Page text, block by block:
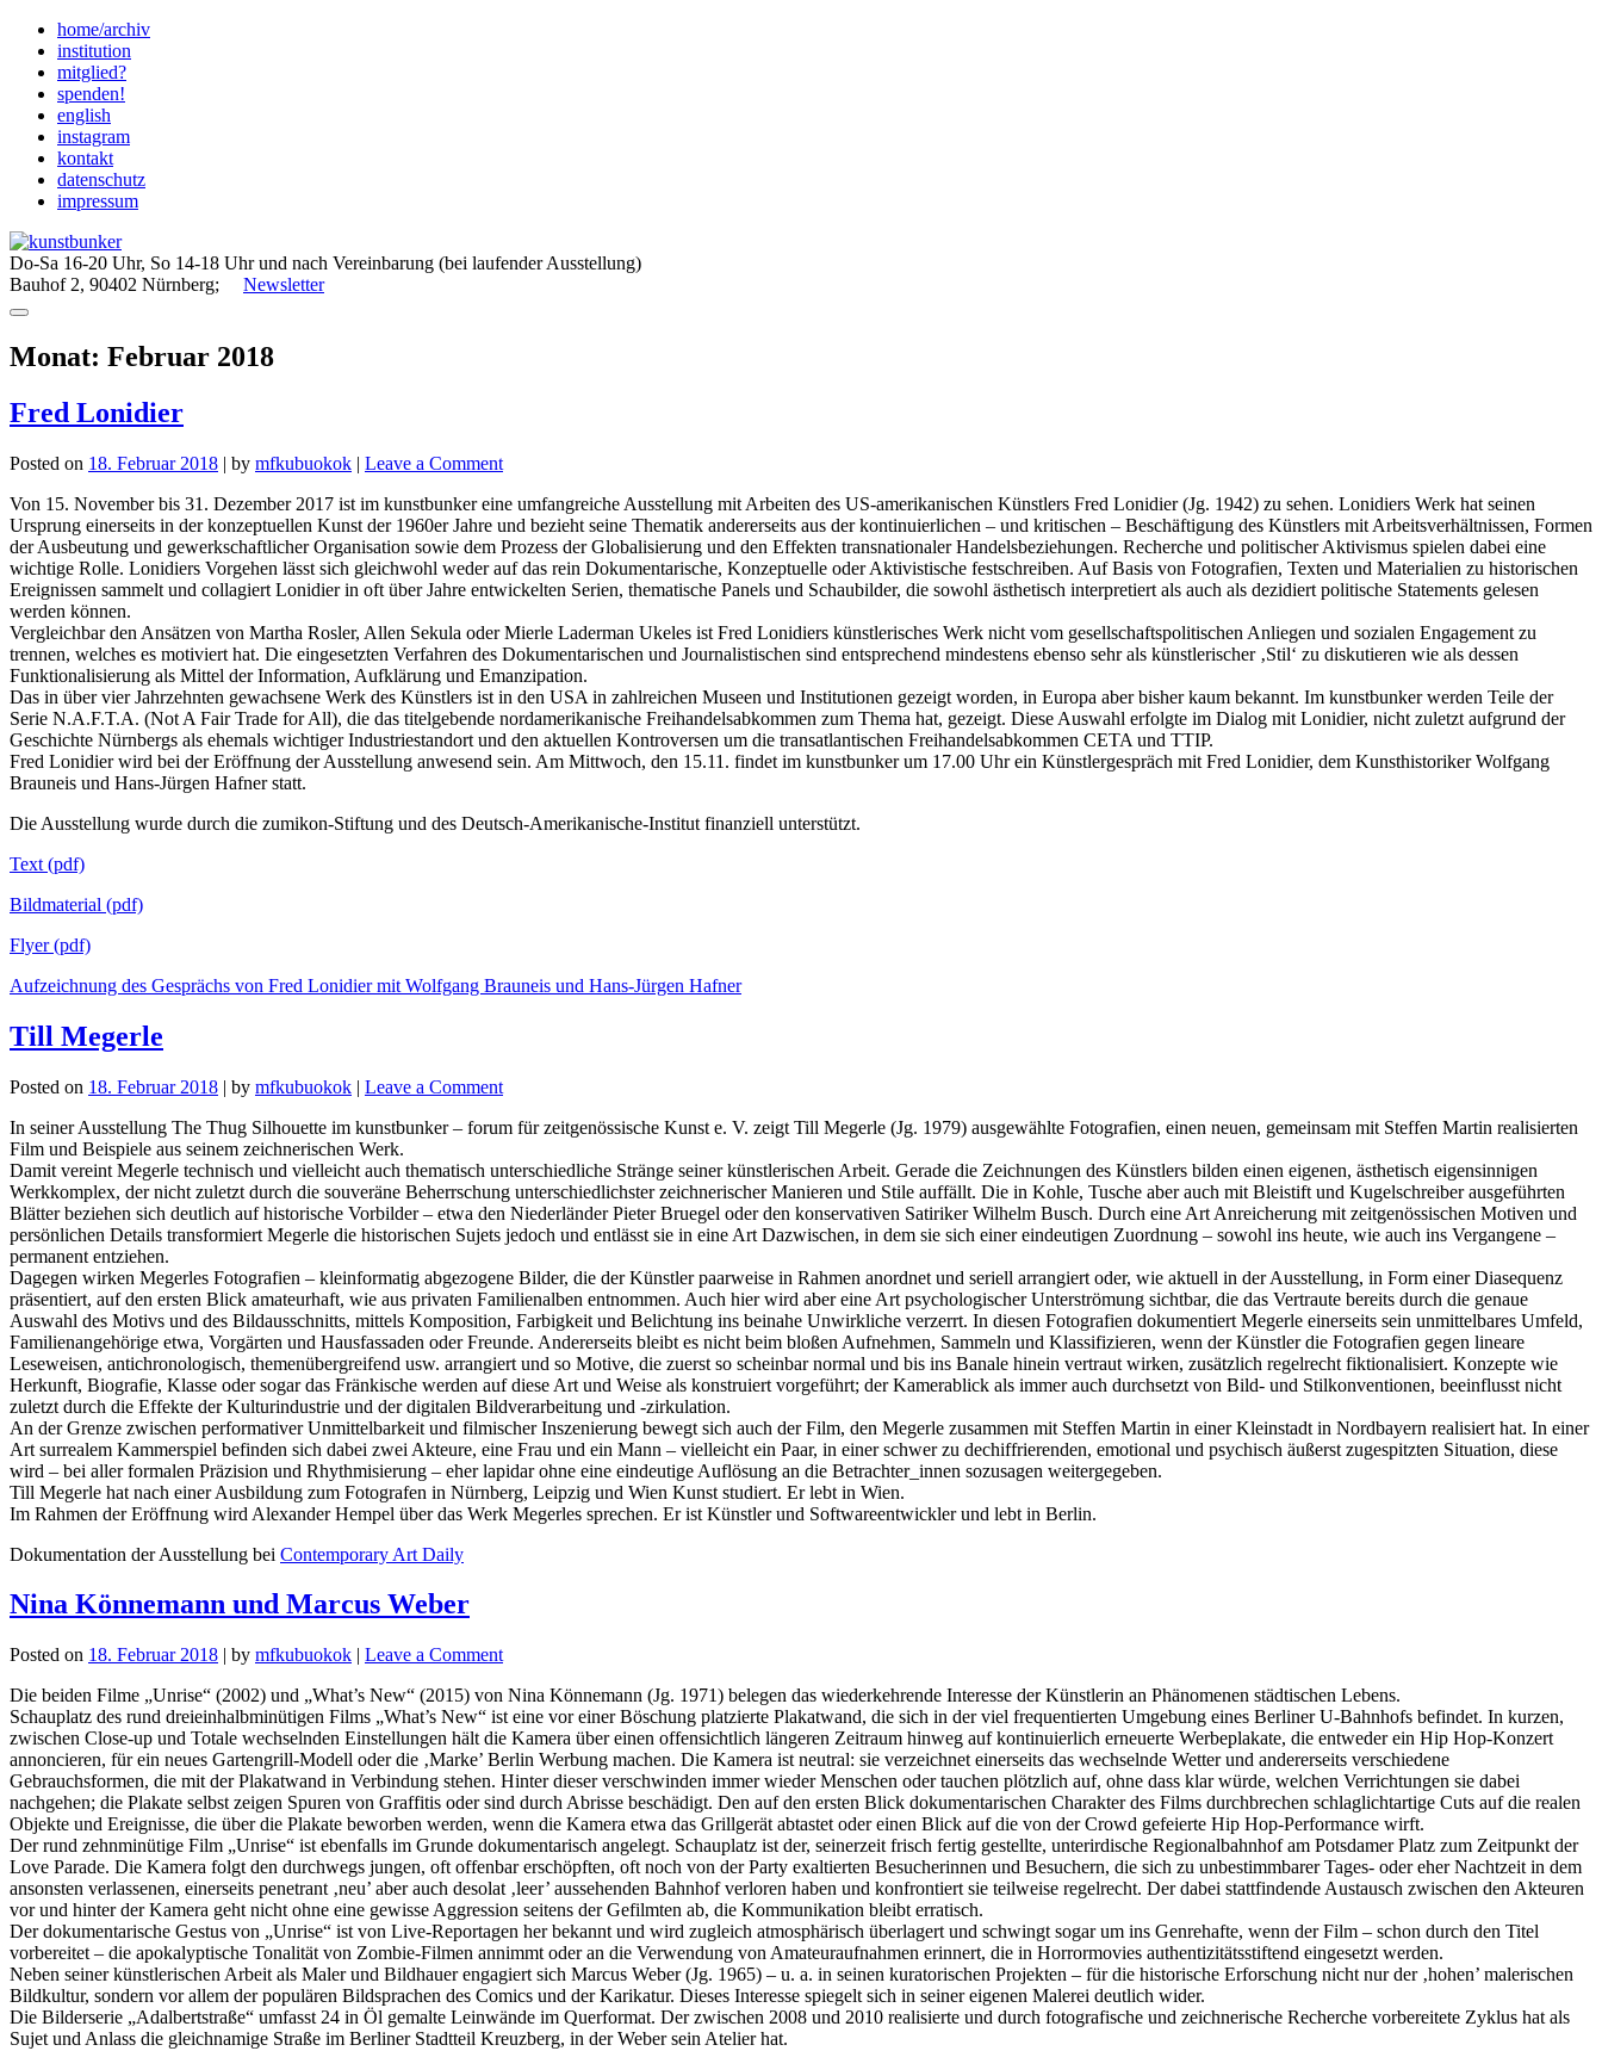
Skip
content
home/archiv
institution
mitglied?
spenden!
english
instagram
kontakt
datenschutz
impressum
Do-Sa 16-20 Uhr, So 14-18 Uhr und nach Vereinbarung (bei laufender Ausstellung)
Bauhof 2, 90402 Nürnberg; Newsletter
Monat: Februar 2018
Fred Lonidier
Posted on 18. Februar 2018 | by mfkubuokok | Leave a Commenton
Lonidier
Von 15. November bis 31. Dezember 2017 ist im kunstbunker eine umfangreiche Ausstellung mit Arbeiten des US-amerikanischen Künstlers Fred Lonidier (Jg. 1942) zu sehen. Lonidiers Werk hat seinen
Ursprung einerseits in der konzeptuellen Kunst der 1960er Jahre und bezieht seine Thematik andererseits aus der kontinuierlichen – und kritischen – Beschäftigung des Künstlers mit Arbeitsverhältnissen, Formen
der Ausbeutung und gewerkschaftlicher Organisation sowie dem Prozess der Globalisierung und den Effekten transnationaler Handelsbeziehungen. Recherche und politischer Aktivismus spielen dabei eine
wichtige Rolle. Lonidiers Vorgehen lässt sich gleichwohl weder auf das rein Dokumentarische, Konzeptuelle oder Aktivistische festschreiben. Auf Basis von Fotografien, Texten und Materialien zu historischen
Ereignissen sammelt und collagiert Lonidier in oft über Jahre entwickelten Serien, thematische Panels und Schaubilder, die sowohl ästhetisch interpretiert als auch als dezidiert politische Statements gelesen
werden können.
Vergleichbar den Ansätzen von Martha Rosler, Allen Sekula oder Mierle Laderman Ukeles ist Fred Lonidiers künstlerisches Werk nicht vom gesellschaftspolitischen Anliegen und sozialen Engagement zu
trennen, welches es motiviert hat. Die eingesetzten Verfahren des Dokumentarischen und Journalistischen sind entsprechend mindestens ebenso sehr als künstlerischer ‚Stil‘ zu diskutieren wie als dessen
Funktionalisierung als Mittel der Information, Aufklärung und Emanzipation.
Das in über vier Jahrzehnten gewachsene Werk des Künstlers ist in den USA in zahlreichen Museen und Institutionen gezeigt worden, in Europa aber bisher kaum bekannt. Im kunstbunker werden Teile der
Serie N.A.F.T.A. (Not A Fair Trade for All), die das titelgebende nordamerikanische Freihandelsabkommen zum Thema hat, gezeigt. Diese Auswahl erfolgte im Dialog mit Lonidier, nicht zuletzt aufgrund der
Geschichte Nürnbergs als ehemals wichtiger Industriestandort und den aktuellen Kontroversen um die transatlantischen Freihandelsabkommen CETA und TTIP.
Fred Lonidier wird bei der Eröffnung der Ausstellung anwesend sein. Am Mittwoch, den 15.11. findet im kunstbunker um 17.00 Uhr ein Künstlergespräch mit Fred Lonidier, dem Kunsthistoriker Wolfgang
Brauneis und Hans-Jürgen Hafner statt.
Die Ausstellung wurde durch die zumikon-Stiftung und des Deutsch-Amerikanische-Institut finanziell unterstützt.
Text (pdf)
Bildmaterial (pdf)
Flyer (pdf)
Aufzeichnung des Gesprächs von Fred Lonidier mit Wolfgang Brauneis und Hans-Jürgen Hafner
Till Megerle
Posted on 18. Februar 2018 | by mfkubuokok | Leave a Commenton
Megerle
In seiner Ausstellung The Thug Silhouette im kunstbunker – forum für zeitgenössische Kunst e. V. zeigt Till Megerle (Jg. 1979) ausgewählte Fotografien, einen neuen, gemeinsam mit Steffen Martin realisierten
Film und Beispiele aus seinem zeichnerischen Werk.
Damit vereint Megerle technisch und vielleicht auch thematisch unterschiedliche Stränge seiner künstlerischen Arbeit. Gerade die Zeichnungen des Künstlers bilden einen eigenen, ästhetisch eigensinnigen
Werkkomplex, der nicht zuletzt durch die souveräne Beherrschung unterschiedlichster zeichnerischer Manieren und Stile auffällt. Die in Kohle, Tusche aber auch mit Bleistift und Kugelschreiber ausgeführten
Blätter beziehen sich deutlich auf historische Vorbilder – etwa den Niederländer Pieter Bruegel oder den konservativen Satiriker Wilhelm Busch. Durch eine Art Anreicherung mit zeitgenössischen Motiven und
persönlichen Details transformiert Megerle die historischen Sujets jedoch und entlässt sie in eine Art Dazwischen, in dem sie sich einer eindeutigen Zuordnung – sowohl ins heute, wie auch ins Vergangene –
permanent entziehen.
Dagegen wirken Megerles Fotografien – kleinformatig abgezogene Bilder, die der Künstler paarweise in Rahmen anordnet und seriell arrangiert oder, wie aktuell in der Ausstellung, in Form einer Diasequenz
präsentiert, auf den ersten Blick amateurhaft, wie aus privaten Familienalben entnommen. Auch hier wird aber eine Art psychologischer Unterströmung sichtbar, die das Vertraute bereits durch die genaue
Auswahl des Motivs und des Bildausschnitts, mittels Komposition, Farbigkeit und Belichtung ins beinahe Unwirkliche verzerrt. In diesen Fotografien dokumentiert Megerle einerseits sein unmittelbares Umfeld,
Familienangehörige etwa, Vorgärten und Hausfassaden oder Freunde. Andererseits bleibt es nicht beim bloßen Aufnehmen, Sammeln und Klassifizieren, wenn der Künstler die Fotografien gegen lineare
Leseweisen, antichronologisch, themenübergreifend usw. arrangiert und so Motive, die zuerst so scheinbar normal und bis ins Banale hinein vertraut wirken, zusätzlich regelrecht fiktionalisiert. Konzepte wie
Herkunft, Biografie, Klasse oder sogar das Fränkische werden auf diese Art und Weise als konstruiert vorgeführt; der Kamerablick als immer auch durchsetzt von Bild- und Stilkonventionen, beeinflusst nicht
zuletzt durch die Effekte der Kulturindustrie und der digitalen Bildverarbeitung und -zirkulation.
An der Grenze zwischen performativer Unmittelbarkeit und filmischer Inszenierung bewegt sich auch der Film, den Megerle zusammen mit Steffen Martin in einer Kleinstadt in Nordbayern realisiert hat. In einer
Art surrealem Kammerspiel befinden sich dabei zwei Akteure, eine Frau und ein Mann – vielleicht ein Paar, in einer schwer zu dechiffrierenden, emotional und psychisch äußerst zugespitzten Situation, diese
wird – bei aller formalen Präzision und Rhythmisierung – eher lapidar ohne eine eindeutige Auflösung an die Betrachter_innen sozusagen weitergegeben.
Till Megerle hat nach einer Ausbildung zum Fotografen in Nürnberg, Leipzig und Wien Kunst studiert. Er lebt in Wien.
Im Rahmen der Eröffnung wird Alexander Hempel über das Werk Megerles sprechen. Er ist Künstler und Softwareentwickler und lebt in Berlin.
Dokumentation der Ausstellung bei Contemporary Art Daily
Nina Könnemann und Marcus Weber
Posted on 18. Februar 2018 | by mfkubuokok | Leave a Commenton
Könnemann
und
Marcus
Weber
Die beiden Filme „Unrise“ (2002) und „What’s New“ (2015) von Nina Könnemann (Jg. 1971) belegen das wiederkehrende Interesse der Künstlerin an Phänomenen städtischen Lebens.
Schauplatz des rund dreieinhalbminütigen Films „What’s New“ ist eine vor einer Böschung platzierte Plakatwand, die sich in der viel frequentierten Umgebung eines Berliner U-Bahnhofs befindet. In kurzen,
zwischen Close-up und Totale wechselnden Einstellungen hält die Kamera über einen offensichtlich längeren Zeitraum hinweg auf kontinuierlich erneuerte Werbeplakate, die entweder ein Hip Hop-Konzert
annoncieren, für ein neues Gartengrill-Modell oder die ‚Marke’ Berlin Werbung machen. Die Kamera ist neutral: sie verzeichnet einerseits das wechselnde Wetter und andererseits verschiedene
Gebrauchsformen, die mit der Plakatwand in Verbindung stehen. Hinter dieser verschwinden immer wieder Menschen oder tauchen plötzlich auf, ohne dass klar würde, welchen Verrichtungen sie dabei
nachgehen; die Plakate selbst zeigen Spuren von Graffitis oder sind durch Abrisse beschädigt. Den auf den ersten Blick dokumentarischen Charakter des Films durchbrechen schlaglichtartige Cuts auf die realen
Objekte und Ereignisse, die über die Plakate beworben werden, wenn die Kamera etwa das Grillgerät abtastet oder einen Blick auf die von der Crowd gefeierte Hip Hop-Performance wirft.
Der rund zehnminütige Film „Unrise“ ist ebenfalls im Grunde dokumentarisch angelegt. Schauplatz ist der, seinerzeit frisch fertig gestellte, unterirdische Regionalbahnhof am Potsdamer Platz zum Zeitpunkt der
Love Parade. Die Kamera folgt den durchwegs jungen, oft offenbar erschöpften, oft noch von der Party exaltierten Besucherinnen und Besuchern, die sich zu unbestimmbarer Tages- oder eher Nachtzeit in dem
ansonsten verlassenen, einerseits penetrant ‚neu’ aber auch desolat ‚leer’ aussehenden Bahnhof verloren haben und konfrontiert sie teilweise regelrecht. Der dabei stattfindende Austausch zwischen den Akteuren
vor und hinter der Kamera geht nicht ohne eine gewisse Aggression seitens der Gefilmten ab, die Kommunikation bleibt erratisch.
Der dokumentarische Gestus von „Unrise“ ist von Live-Reportagen her bekannt und wird zugleich atmosphärisch überlagert und schwingt sogar um ins Genrehafte, wenn der Film – schon durch den Titel
vorbereitet – die apokalyptische Tonalität von Zombie-Filmen annimmt oder an die Verwendung von Amateuraufnahmen erinnert, die in Horrormovies authentizitätsstiftend eingesetzt werden.
Neben seiner künstlerischen Arbeit als Maler und Bildhauer engagiert sich Marcus Weber (Jg. 1965) – u. a. in seinen kuratorischen Projekten – für die historische Erforschung nicht nur der ‚hohen’ malerischen
Bildkultur, sondern vor allem der populären Bildsprachen des Comics und der Karikatur. Dieses Interesse spiegelt sich in seiner eigenen Malerei deutlich wider.
Die Bilderserie „Adalbertstraße“ umfasst 24 in Öl gemalte Leinwände im Querformat. Der zwischen 2008 und 2010 realisierte und durch fotografische und zeichnerische Recherche vorbereitete Zyklus hat als
Sujet und Anlass die gleichnamige Straße im Berliner Stadtteil Kreuzberg, in der Weber sein Atelier hat.